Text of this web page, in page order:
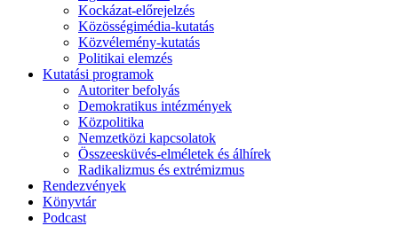
Kockázat-előrejelzés
Közösségimédia-kutatás
Közvélemény-kutatás
Politikai elemzés
Kutatási programok
Autoriter befolyás
Demokratikus intézmények
Közpolitika
Nemzetközi kapcsolatok
Összeesküvés-elméletek és álhírek
Radikalizmus és extrémizmus
Rendezvények
Könyvtár
Podcast